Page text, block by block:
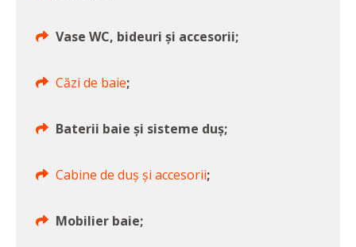
Vase WC, bideuri și accesorii;
Căzi de baie;
Baterii baie și sisteme duș;
Cabine de duș și accesorii;
Mobilier baie;